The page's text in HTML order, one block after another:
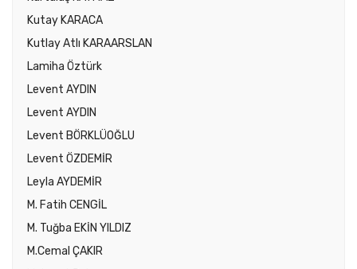
Kutay KARACA
Kutlay Atlı KARAARSLAN
Lamiha Öztürk
Levent AYDIN
Levent AYDIN
Levent BÖRKLÜOĞLU
Levent ÖZDEMİR
Leyla AYDEMİR
M. Fatih CENGİL
M. Tuğba EKİN YILDIZ
M.Cemal ÇAKIR